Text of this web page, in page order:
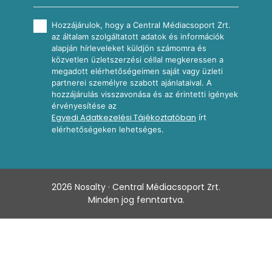
Hozzájárulok, hogy a Central Médiacsoport Zrt.
az általam szolgáltatott adatok és információk
alapján hírleveleket küldjön számomra és
közvetlen üzletszerzési céllal megkeressen a
megadott elérhetőségeimen saját vagy üzleti
partnerei személyre szabott ajánlataival. A
hozzájárulás visszavonása és az érintetti igények
érvényesítése az
Egyedi Adatkezelési Tájékoztatóban írt
elérhetőségeken lehetséges.
2026 Nosalty · Central Médiacsoport Zrt.
Minden jog fenntartva.